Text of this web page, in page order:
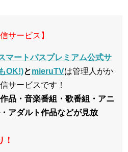
サービス】
マートパスプレミアム公式サ
OK!)とmieruTVは管理人がか
サービスです！
品・音楽番組・歌番組・アニ
アダルト作品などが見放
！